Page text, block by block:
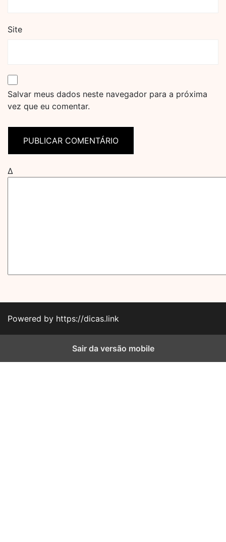
Site
Salvar meus dados neste navegador para a próxima
vez que eu comentar.
Δ
Powered by https://dicas.link
Sair da versão mobile